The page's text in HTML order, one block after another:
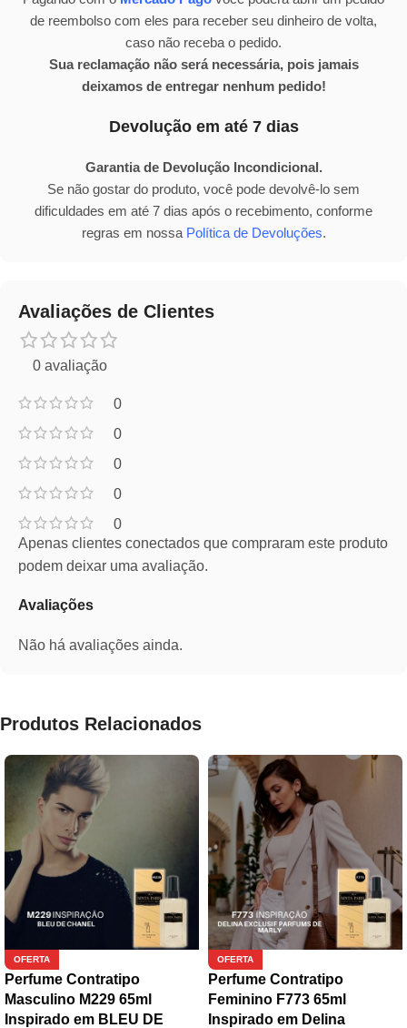
de reembolso com eles para receber seu dinheiro de volta,
caso não receba o pedido.
Sua reclamação não será necessária, pois jamais
deixamos de entregar nenhum pedido!
Devolução em até 7 dias
Garantia de Devolução Incondicional.
Se não gostar do produto, você pode devolvê-lo sem
dificuldades em até 7 dias após o recebimento, conforme
regras em nossa Política de Devoluções.
Avaliações de Clientes
0 avaliação
0
0
0
0
0
Avaliações
Não há avaliações ainda.
Apenas clientes conectados que compraram este produto
podem deixar uma avaliação.
Produtos Relacionados
OFERTA
Perfume Contratipo
Masculino M229 65ml
Inspirado em BLEU DE
OFERTA
Perfume Contratipo
Feminino F773 65ml
Inspirado em Delina